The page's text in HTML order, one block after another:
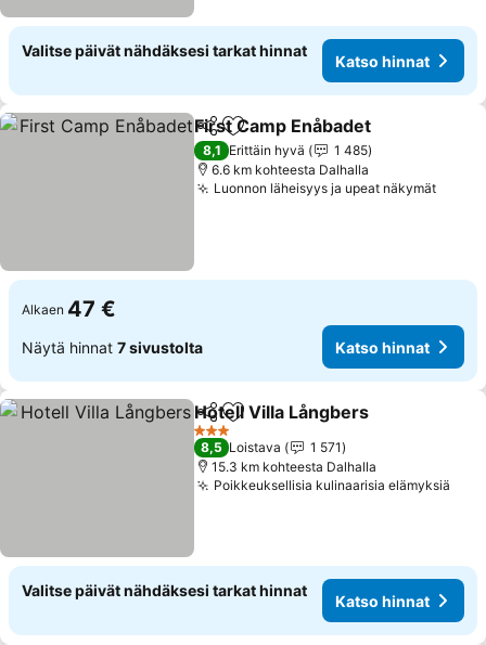
Valitse päivät nähdäksesi tarkat hinnat
Katso hinnat
Jaa Lisää suosikkeihin
First Camp Enåbadet
8,1 Erittäin hyvä
1 485
6.6 km kohteesta Dalhalla
Luonnon läheisyys ja upeat näkymät
Alkaen 47 €
Näytä hinnat 7 sivustolta Katso hinnat
Jaa Lisää suosikkeihin
Hotell Villa Långbers
3 Tähtiluokitus
8,5 Loistava
1 571
15.3 km kohteesta Dalhalla
Poikkeuksellisia kulinaarisia elämyksiä
Valitse päivät nähdäksesi tarkat hinnat
Katso hinnat